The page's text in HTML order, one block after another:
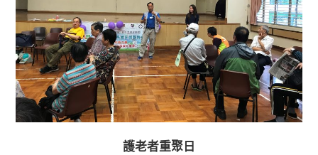
護老者重聚日